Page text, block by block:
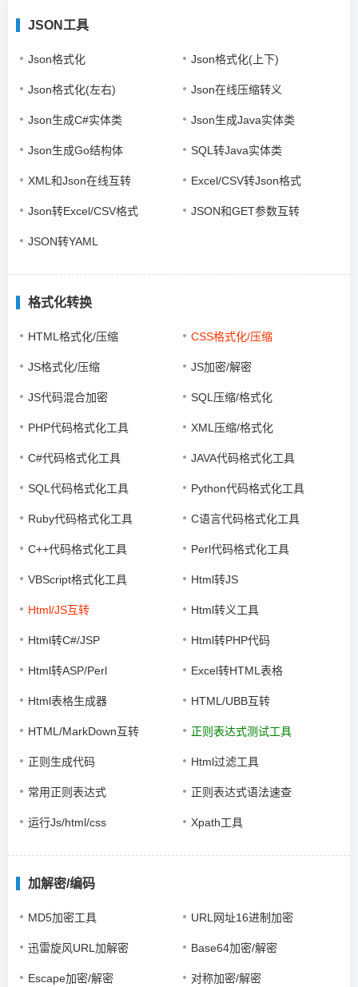
JSON工具
Json格式化 Json格式化(上下)
Json格式化(左右) Json在线压缩转义
Json生成C#实体类 Json生成Java实体类
Json生成Go结构体 SQL转Java实体类
XML和Json在线互转 Excel/CSV转Json格式
Json转Excel/CSV格式 JSON和GET参数互转
JSON转YAML
格式化转换
HTML格式化/压缩 CSS格式化/压缩
JS格式化/压缩 JS加密/解密
JS代码混合加密 SQL压缩/格式化
PHP代码格式化工具 XML压缩/格式化
C#代码格式化工具 JAVA代码格式化工具
SQL代码格式化工具 Python代码格式化工具
Ruby代码格式化工具 C语言代码格式化工具
C++代码格式化工具 Perl代码格式化工具
VBScript格式化工具 Html转JS
Html/JS互转 Html转义工具
Html转C#/JSP Html转PHP代码
Html转ASP/Perl Excel转HTML表格
Html表格生成器 HTML/UBB互转
HTML/MarkDown互转 正则表达式测试工具
正则生成代码 Html过滤工具
常用正则表达式 正则表达式语法速查
运行Js/html/css Xpath工具
加解密/编码
MD5加密工具 URL网址16进制加密
迅雷旋风URL加解密 Base64加密/解密
Escape加密/解密 对称加密/解密